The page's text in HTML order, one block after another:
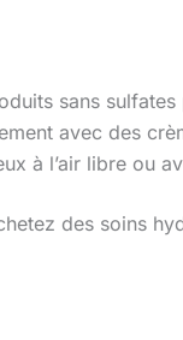
sans
avec des
à l’air libre ou
des soins